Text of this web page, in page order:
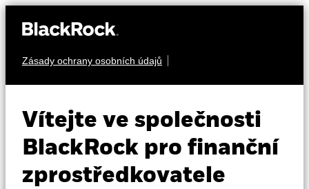
Zásady ochrany osobních údajů
Vítejte ve společnosti
BlackRock pro finanční
zprostředkovatele
Vzdělávání
Profesionální investoři
iShares US Equity
Enhanced Active
UCITS ETF
Aktivní